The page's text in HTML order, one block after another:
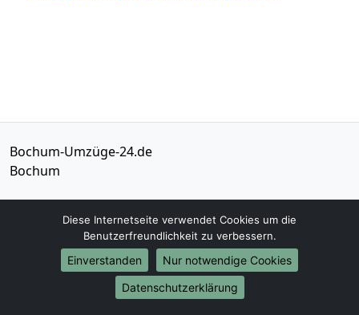
Bochum-Umzüge-24.de
Bochum
info@bochum-umzuege-24.de
Öffnungszeiten:Mo - Sa: 09:00 - 19:00 Uhr
Diese Internetseite verwendet Cookies um die
Benutzerfreundlichkeit zu verbessern.
Einverstanden
Nur notwendige Cookies
Datenschutzerklärung